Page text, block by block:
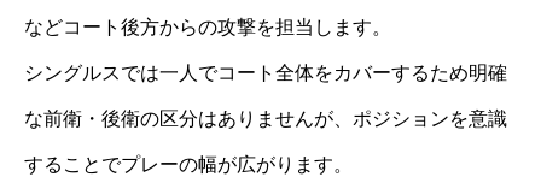
などコート後方からの攻撃を担当します。
シングルスでは一人でコート全体をカバーするため明確
な前衛・後衛の区分はありませんが、ポジションを意識
することでプレーの幅が広がります。